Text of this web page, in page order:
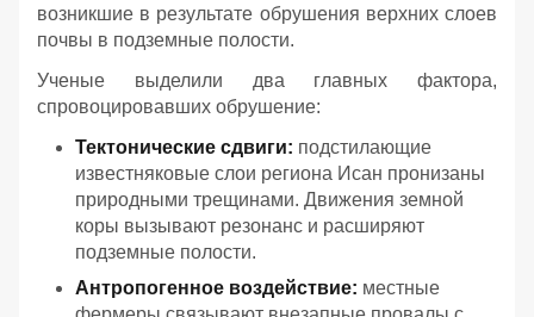
возникшие в результате обрушения верхних слоев
почвы в подземные полости.
Ученые выделили два главных фактора,
спровоцировавших обрушение:
Тектонические сдвиги: подстилающие
известняковые слои региона Исан пронизаны
природными трещинами. Движения земной
коры вызывают резонанс и расширяют
подземные полости.
Антропогенное воздействие: местные